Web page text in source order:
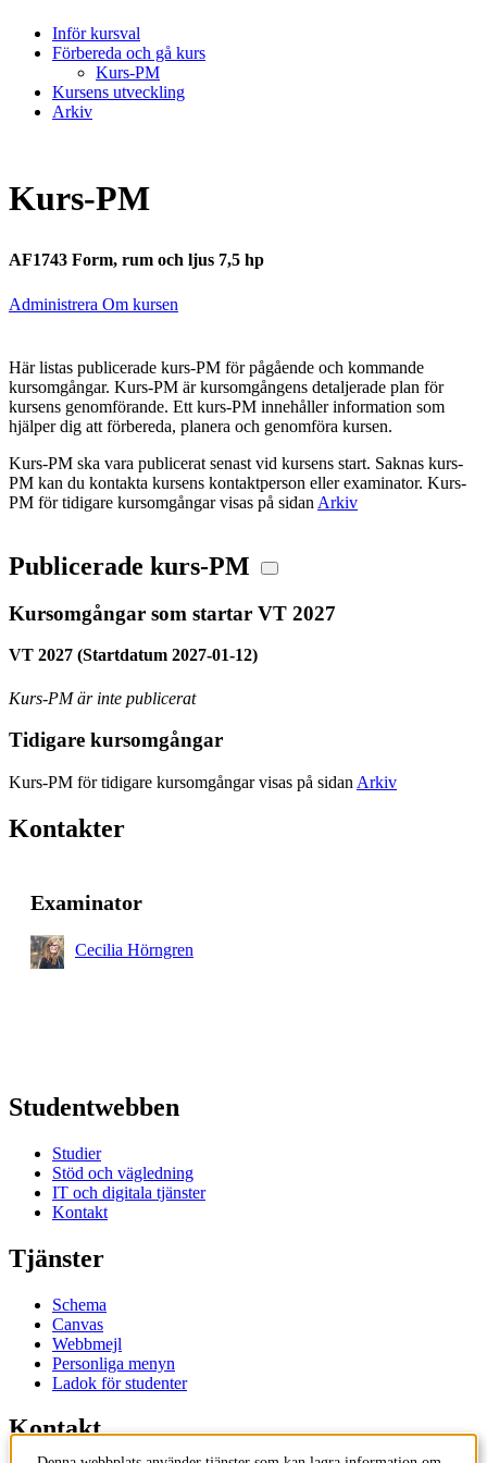
Inför kursval
Förbereda och gå kurs
Kurs-PM
Kursens utveckling
Arkiv
Kurs-PM
AF1743 Form, rum och ljus 7,5 hp
Administrera Om kursen
Här listas publicerade kurs-PM för pågående och kommande
kursomgångar. Kurs-PM är kursomgångens detaljerade plan för
kursens genomförande. Ett kurs-PM innehåller information som
hjälper dig att förbereda, planera och genomföra kursen.
Kurs-PM ska vara publicerat senast vid kursens start. Saknas kurs-
PM kan du kontakta kursens kontaktperson eller examinator. Kurs-
PM för tidigare kursomgångar visas på sidan Arkiv
Publicerade kurs-PM
Kursomgångar som startar VT 2027
VT 2027 (Startdatum 2027-01-12)
Kurs-PM är inte publicerat
Tidigare kursomgångar
Kurs-PM för tidigare kursomgångar visas på sidan Arkiv
Kontakter
Examinator
Cecilia Hörngren
Studentwebben
Studier
Stöd och vägledning
IT och digitala tjänster
Kontakt
Tjänster
Schema
Canvas
Webbmejl
Personliga menyn
Ladok för studenter
Kontakt